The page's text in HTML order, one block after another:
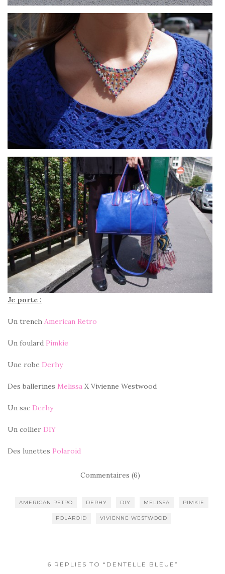
Je porte :
Un trench American Retro
Un foulard Pimkie
Une robe Derhy
Des ballerines Melissa X Vivienne Westwood
Un sac Derhy
Un collier DIY
Des lunettes Polaroid
Commentaires (6)
AMERICAN RETRO DERHY DIY MELISSA PIMKIE
POLAROID VIVIENNE WESTWOOD
6 REPLIES TO “DENTELLE BLEUE”